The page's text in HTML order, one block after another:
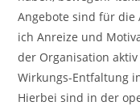
Angebote sind für die
ich Anreize und
der Organisation
Wirkungs-Entfaltung
Hierbei sind in der